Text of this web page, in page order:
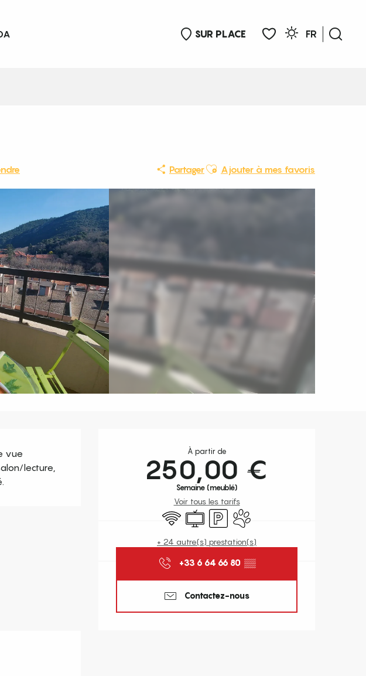
SUR PLACE
FR
PartagerAjouter aux favoris
Ajouter à mes favoris
Ouverture et coordonnées
À partir de
250,00 €
Semaine (meublé)
Voir tous les tarifs
WiFi Télévision
ParkingAnimaux acceptés
+ 24 autre(s) prestation(s)
+33 6 64 66 80 ▒▒
Contactez-nous
vue
lecture,